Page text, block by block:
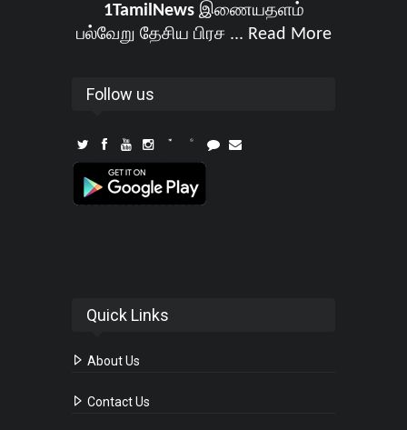
1TamilNewsஇணையதளம்
பல்வேறு தேசிய பிரச ... Read More
Follow us
Quick Links
About Us
Contact Us